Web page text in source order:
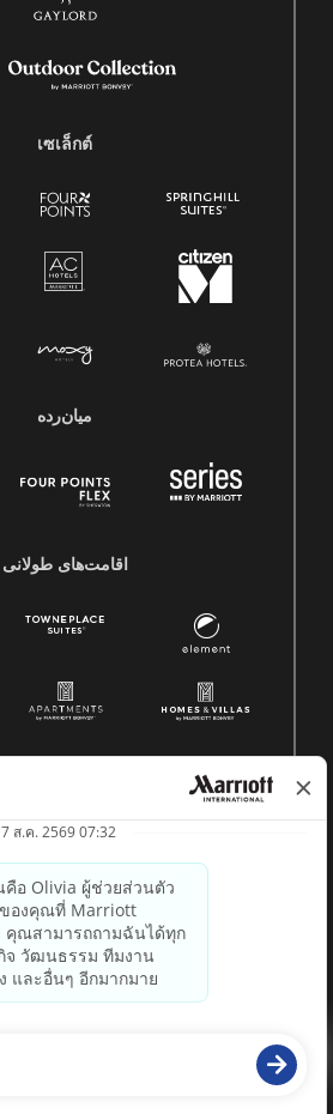
เซเล็กต์
میان‌رده
اقامت‌های طولانی
กรรมสิทธิ์ของ Marriott
paradox.ai